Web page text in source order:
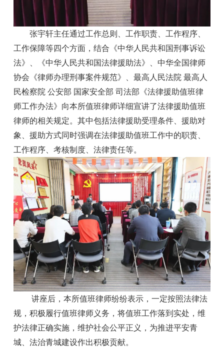
张宇轩主任通过工作总则、工作职责、工作程序、
工作保障等四个方面，结合《中华人民共和国刑事诉讼
法》、《中华人民共和国法律援助法》、中华全国律师
协会《律师办理刑事案件规范》、最高人民法院 最高人
民检察院 公安部 国家安全部 司法部《法律援助值班律
师工作办法》向本所值班律师详细宣讲了法律援助值班
律师的相关规定。其中包括法律援助受理条件、援助对
象、援助方式同时强调在法律援助值班工作中的职责、
工作程序、考核制度、法律责任等。
讲座后，本所值班律师纷纷表示，一定按照法律法
规，积极履行值班律师义务，将值班工作落到实处，维
护法律正确实施，维护社会公平正义，为推进平安青
城、法治青城建设作出积极贡献。